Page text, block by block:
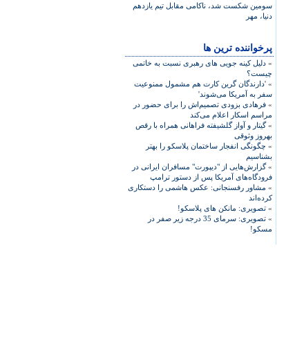
سومين شکست شد، ناکامی مقابل تيم يازدهم
دنيا، مهر
پرخواننده ترین ها
» دلیل کینه جویی های رهبری نسبت به خاتمی
چیست؟
» 'دارندگان گرین کارت هم مشمول ممنوعیت
سفر به آمریکا می‌شوند'
» فرهادی بزودی تصمیم‌اش را برای حضور در
مراسم اسکار اعلام می‌کند
»گیتار و آواز گلشیفته فراهانی همراه با رقص
بهروز وثوقی
» چگونگی انفجار ساختمان پلاسکو را بهتر
بشناسیم
»گزارش‌هایی از "دیپورت" مسافران ایرانی در
فرودگاه‌های آمریکا پس از دستور ترامپ
» مشاور رفسنجانی: عکس هاشمی را دستکاری
کرده‌اند
» تصویری: مانکن های پلاسکو!
»
تصویری: سرمای 35 درجه زیر صفر در
مسکو!